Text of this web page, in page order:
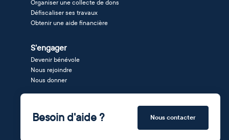
Organiser une collecte de dons
Défiscaliser ses travaux
Obtenir une aide financière
S'engager
Devenir bénévole
Nous rejoindre
Nous donner
Besoin d'aide ? Nous contacter